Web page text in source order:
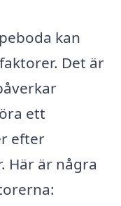
kan
Det är
ett
efter
Här är några